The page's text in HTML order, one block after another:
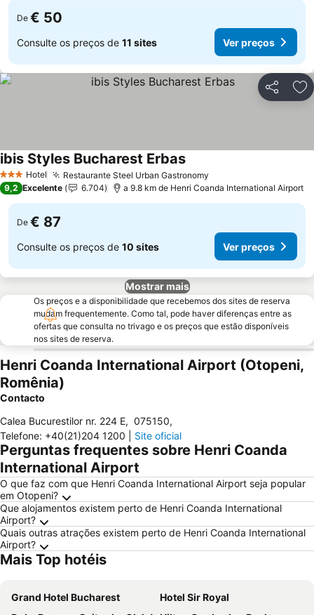
De € 50
Consulte os preços de 11 sites Ver preços
Partilhar
3 EstrelasHotel Restaurante Steel Urban Gastronomy
ibis Styles Bucharest Erbas
9,2 Excelente 6.704 a 9.8 km de Henri Coanda International Airport
De € 87
Consulte os preços de 10 sites Ver preços
Mostrar mais
Os preços e a disponibilidade que recebemos dos sites de reserva
mudam frequentemente. Como tal, pode haver diferenças entre as
ofertas que consulta no trivago e os preços que estão disponíveis
nos sites de reserva.
Henri Coanda International Airport (Otopeni,
Romênia)
Contacto
Calea Bucurestilor nr. 224 E, 075150,
Telefone: +40(21)204 1200 Site oficial
Perguntas frequentes sobre Henri Coanda
International Airport
O que faz com que Henri Coanda International Airport seja popular
em Otopeni?
Que alojamentos existem perto de Henri Coanda International
Airport?
Quais outras atrações existem perto de Henri Coanda International
Airport?
Mais Top hotéis
Grand Hotel Bucharest
Hotel Sir Royal